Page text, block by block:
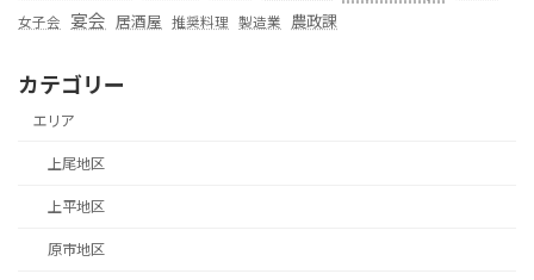
女子会 宴会 居酒屋 推奨料理 製造業 農政課
カテゴリー
エリア
上尾地区
上平地区
原市地区